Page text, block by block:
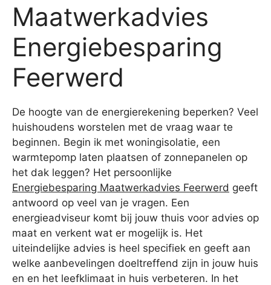
Maatwerkadvies
Energiebesparing
Feerwerd
De hoogte van de energierekening beperken? Veel
huishoudens worstelen met de vraag waar te
beginnen. Begin ik met woningisolatie, een
warmtepomp laten plaatsen of zonnepanelen op
het dak leggen? Het persoonlijke
Energiebesparing Maatwerkadvies Feerwerd geeft
antwoord op veel van je vragen. Een
energieadviseur komt bij jouw thuis voor advies op
maat en verkent wat er mogelijk is. Het
uiteindelijke advies is heel specifiek en geeft aan
welke aanbevelingen doeltreffend zijn in jouw huis
en en het leefklimaat in huis verbeteren. In het